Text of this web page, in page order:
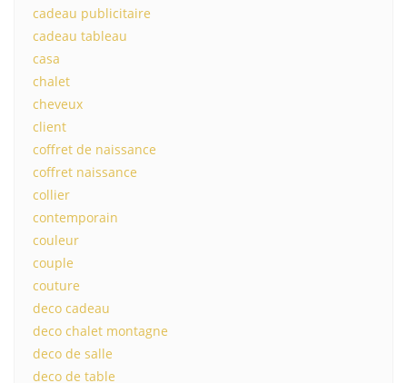
cadeau publicitaire
cadeau tableau
casa
chalet
cheveux
client
coffret de naissance
coffret naissance
collier
contemporain
couleur
couple
couture
deco cadeau
deco chalet montagne
deco de salle
deco de table